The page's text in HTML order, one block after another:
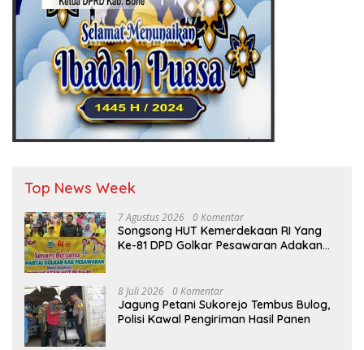
Top News Week
7 Agustus 2026 0 Komentar
Songsong HUT Kemerdekaan RI Yang
Ke-81 DPD Golkar Pesawaran Adakan
8 Juli 2026 0 Komentar
Jagung Petani Sukorejo Tembus Bulog,
Polisi Kawal Pengiriman Hasil Panen